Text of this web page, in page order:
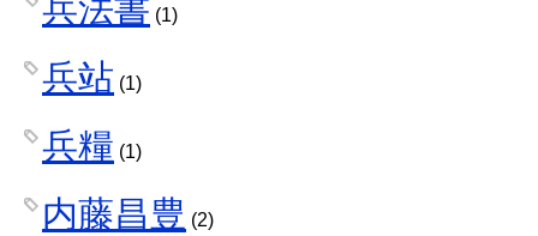
兵法書 (1)
兵站 (1)
兵糧 (1)
内藤昌豊 (2)